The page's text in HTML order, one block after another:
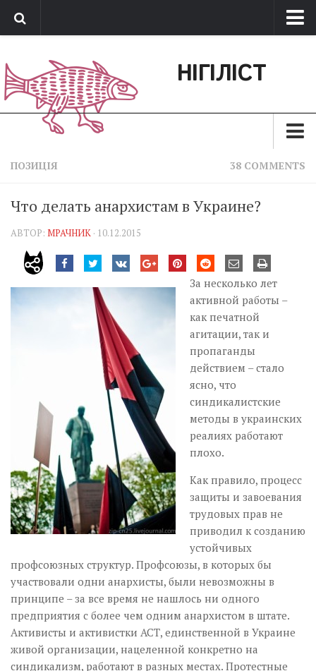
Обратная связь
Поддержать сайт
НІГІЛІСТ
Зараз
Позиція
Дії
Belles lettres
Агітатор
Музика революції
Цитати
Inter/antinational
ПОЗИЦІЯ 38 COMMENTS
Что делать анархистам в Украине?
АВТОР: МРАЧНИК · 10.12.2015
За несколько лет
активной работы –
как печатной
агитации, так и
пропаганды
действием – стало
ясно, что
синдикалистские
методы в украинских
реалиях работают
плохо.
Как правило, процесс
защиты и завоевания
трудовых прав не
приводил к созданию
устойчивых
профсоюзных структур. Профсоюзы, в которых бы
участвовали одни анархисты, были невозможны в
принципе – за все время не нашлось ни одного
предприятия с более чем одним анархистом в штате.
Активисты и активистки АСТ, единственной в Украине
живой организации, нацеленной конкретно на
синдикализм, работают в разных местах. Протестные